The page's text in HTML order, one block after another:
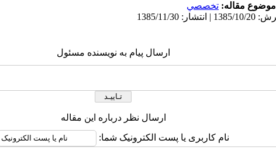
موضوع مقاله: تخصصي
ارسال پیام به نویسنده مسئول
ارسال نظر درباره این مقاله
نام کاربری یا پست الکترونیک شما: